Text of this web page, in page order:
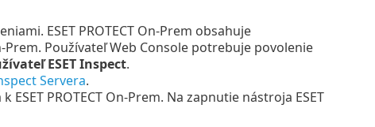
ESET PROTECT On-Prem obsahuje
Prem. Používateľ Web Console potrebuje povolenie
ESET Inspect.
Servera.
PROTECT On-Prem. Na zapnutie nástroja ESET